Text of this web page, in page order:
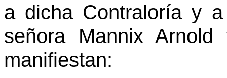
a dicha Contraloría y
señora Mannix
manifiestan: